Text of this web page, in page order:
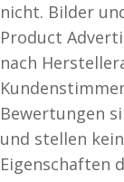
nicht. Bilder
Product
nach
Bewertungen
und stellen
Eigenschaften